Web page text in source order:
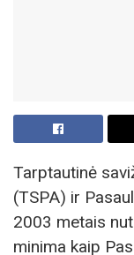
Tarptautinė
(TSPA) ir
2003 metais
minima kaip